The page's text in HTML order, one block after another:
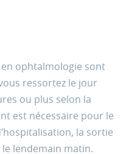
ophtalmologie sont
ressortez le jour
ou plus selon la
est nécessaire pour le
la sortie
lendemain matin.